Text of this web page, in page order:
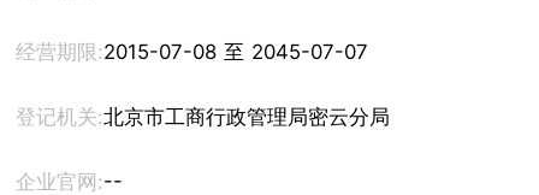
经营期限: 2015-07-08 至 2045-07-07
登记机关:北京市工商行政管理局密云分局
企业官网:--